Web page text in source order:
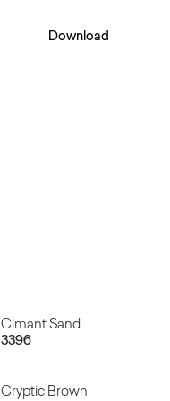
Download
Cimant Sand
3396
Container
Cryptic Brown
Container